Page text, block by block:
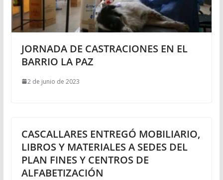
JORNADA DE CASTRACIONES EN EL
BARRIO LA PAZ
2 de junio de 2023
CASCALLARES ENTREGÓ MOBILIARIO,
LIBROS Y MATERIALES A SEDES DEL
PLAN FINES Y CENTROS DE
ALFABETIZACIÓN